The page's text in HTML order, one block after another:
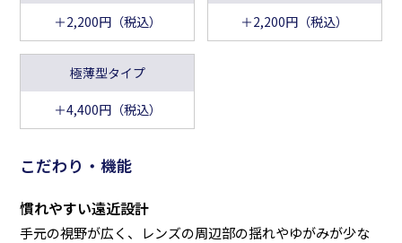
＋2,200円（税込） ＋2,200円（税込）
極薄型タイプ
＋4,400円（税込）
こだわり・機能
慣れやすい遠近設計
手元の視野が広く、レンズの周辺部の揺れやゆがみが少な